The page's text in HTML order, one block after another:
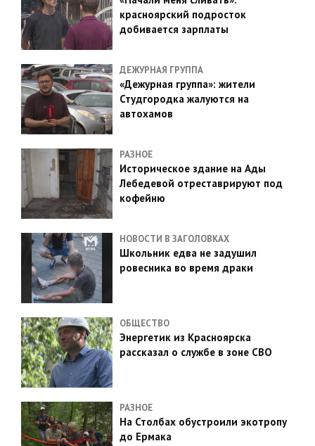
красноярский подросток
добивается зарплаты
ДЕЖУРНАЯ ГРУППА
«Дежурная группа»: жители
Студгородка жалуются на
автохамов
РАЗНОЕ
Историческое здание на Ады
Лебедевой отреставрируют под
кофейню
НОВОСТИ В ЗАГОЛОВКАХ
Школьник едва не задушил
ровесника во время драки
ОБЩЕСТВО
Энергетик из Красноярска
рассказал о службе в зоне СВО
РАЗНОЕ
На Столбах обустроили экотропу
до Ермака